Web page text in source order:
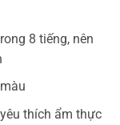
8 tiếng, nên
thích ẩm thực